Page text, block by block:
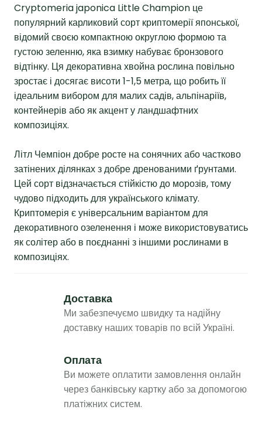
Cryptomeria japonica Little Champion це
популярний карликовий сорт криптомерії японської,
відомий своєю компактною округлою формою та
густою зеленню, яка взимку набуває бронзового
відтінку. Ця декоративна хвойна рослина повільно
зростає і досягає висоти 1-1,5 метра, що робить її
ідеальним вибором для малих садів, альпінаріїв,
контейнерів або як акцент у ландшафтних
композиціях.
Літл Чемпіон добре росте на сонячних або частково
затінених ділянках з добре дренованими ґрунтами.
Цей сорт відзначається стійкістю до морозів, тому
чудово підходить для українського клімату.
Криптомерія є універсальним варіантом для
декоративного озеленення і може використовуватись
як солітер або в поєднанні з іншими рослинами в
композиціях.
Доставка
Ми забезпечуємо швидку та надійну
доставку наших товарів по всій Україні.
Оплата
Ви можете оплатити замовлення онлайн
через банківську картку або за допомогою
платіжних систем.